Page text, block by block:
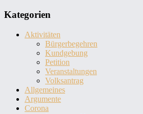
Kategorien
Aktivitäten
Bürgerbegehren
Kundgebung
Petition
Veranstaltungen
Volksantrag
Allgemeines
Argumente
Corona